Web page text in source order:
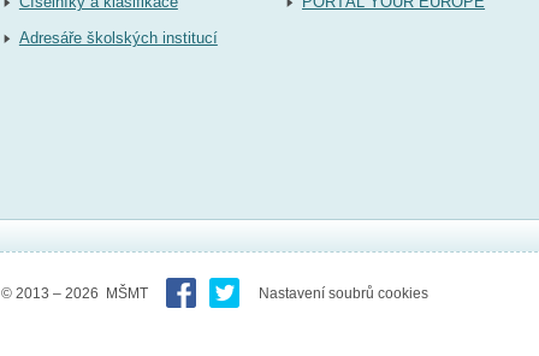
Adresáře školských institucí
© 2013 – 2026 MŠMT Nastavení soubrů cookies